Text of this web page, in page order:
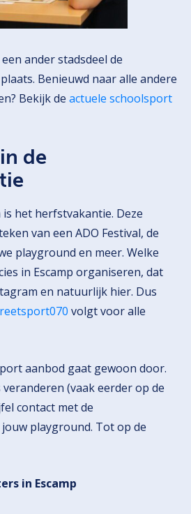
ander stadsdeel de
plaats. Benieuwd naar alle andere
Bekijk de actuele schoolsport
de
het herfstvakantie. Deze
van een ADO Festival, de
playground en meer. Welke
in Escamp organiseren, dat
en natuurlijk hier. Dus
volgt voor alle
aanbod gaat gewoon door.
(vaak eerder op de
contact met de
playground. Tot op de
in Escamp